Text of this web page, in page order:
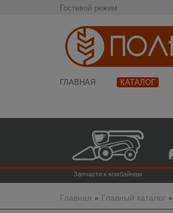
Гостевой режим
ГЛАВНАЯ КАТАЛОГ
Запчасти к комбайнам
Главная » Главный каталог»